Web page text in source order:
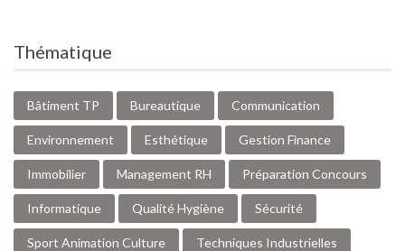
Thématique
Bâtiment TP Bureautique Communication
Environnement Esthétique Gestion Finance
Immobilier Management RH Préparation Concours
Informatique Qualité Hygiène Sécurité
Sport Animation Culture Techniques Industrielles